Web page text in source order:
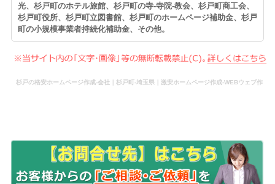
光、杉戸町のホテル旅館、杉戸町の寺-寺院-教会、杉戸町商工会、
杉戸町役所、杉戸町立図書館、杉戸町のホームページ補助金、杉戸
町の小規模事業者持続化補助金、その他。
杉戸の格安ホームページ作成-会社｜杉戸町-埼玉県｜激安ホームページ作成-WEBウェブ作